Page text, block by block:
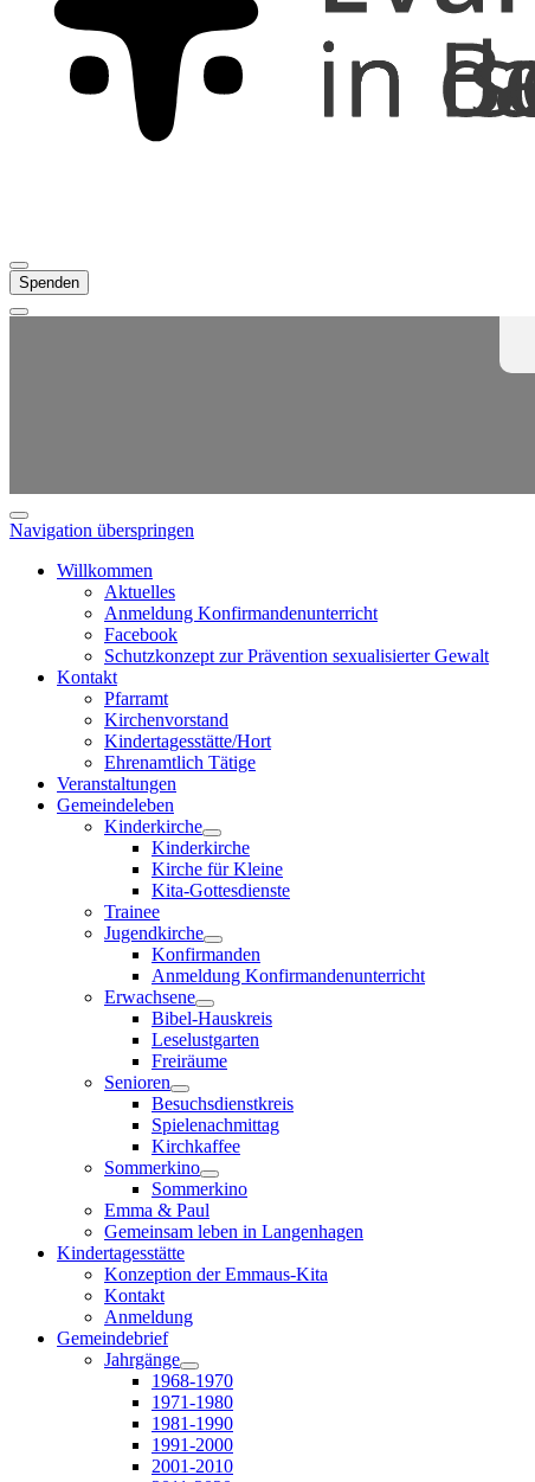
Spenden
Navigation überspringen
Willkommen
Aktuelles
Anmeldung Konfirmandenunterricht
Facebook
Schutzkonzept zur Prävention sexualisierter Gewalt
Kontakt
Pfarramt
Kirchenvorstand
Kindertagesstätte/Hort
Ehrenamtlich Tätige
Veranstaltungen
Gemeindeleben
Kinderkirche
Kinderkirche
Kirche für Kleine
Kita-Gottesdienste
Trainee
Jugendkirche
Konfirmanden
Anmeldung Konfirmandenunterricht
Erwachsene
Bibel-Hauskreis
Leselustgarten
Freiräume
Senioren
Besuchsdienstkreis
Spielenachmittag
Kirchkaffee
Sommerkino
Sommerkino
Emma & Paul
Gemeinsam leben in Langenhagen
Kindertagesstätte
Konzeption der Emmaus-Kita
Kontakt
Anmeldung
Gemeindebrief
Jahrgänge
1968-1970
1971-1980
1981-1990
1991-2000
2001-2010